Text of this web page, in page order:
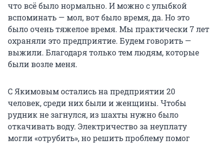
что всё было нормально. И можно с улыбкой
вспоминать — мол, вот было время, да. Но это
было очень тяжелое время. Мы практически 7 лет
охраняли это предприятие. Будем говорить —
выжили. Благодаря только тем людям, которые
были возле меня.
С Якимовым остались на предприятии 20
человек, среди них были и женщины. Чтобы
рудник не загнулся, из шахты нужно было
откачивать воду. Электричество за неуплату
могли «отрубить», но решить проблему помог